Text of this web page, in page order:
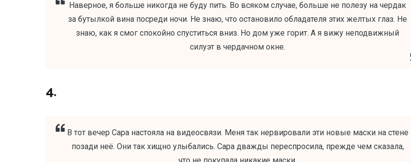
Наверное, я больше никогда не буду пить. Во всяком случае, больше не полезу на чердак
за бутылкой вина посреди ночи. Не знаю, что остановило обладателя этих желтых глаз. Не
знаю, как я смог спокойно спуститься вниз. Но дом уже горит. А я вижу неподвижный
силуэт в чердачном окне.
4.
В тот вечер Сара настояла на видеосвязи. Меня так нервировали эти новые маски на стене
позади неё. Они так хищно улыбались. Сара дважды переспросила, прежде чем сказала,